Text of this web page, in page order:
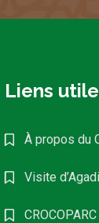
Liens
À propos du
Visite
CROCOPARC